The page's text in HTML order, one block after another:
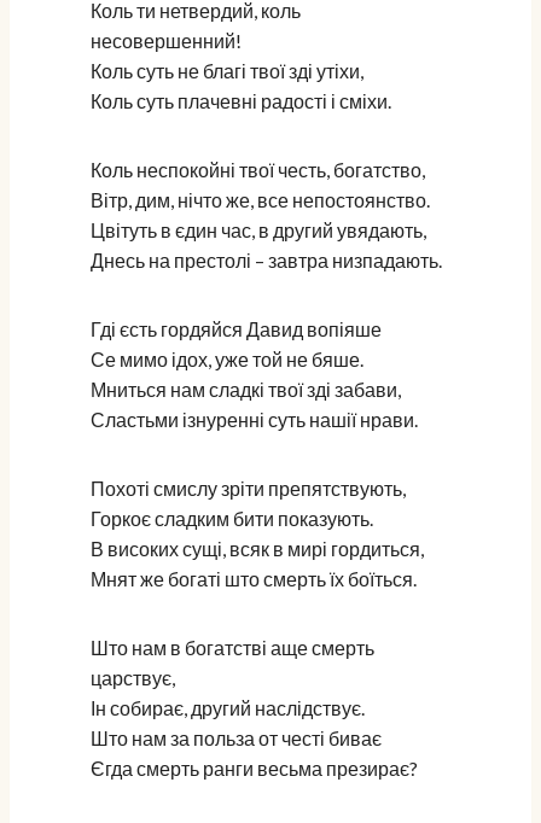
Коль ти нетвердий, коль
несовершенний!
Коль суть не благі твої зді утіхи,
Коль суть плачевні радості і сміхи.
Коль неспокойні твої честь, богатство,
Вітр, дим, нічто же, все непостоянство.
Цвітуть в єдин час, в другий увядають,
Днесь на престолі – завтра низпадають.
Гді єсть гордяйся Давид вопіяше
Се мимо ідох, уже той не бяше.
Мниться нам сладкі твої зді забави,
Сластьми ізнуренні суть нашії нрави.
Похоті смислу зріти препятствують,
Горкоє сладким бити показують.
В високих сущі, всяк в мирі гордиться,
Мнят же богаті што смерть їх боїться.
Што нам в богатстві аще смерть
царствує,
Ін собирає, другий наслідствує.
Што нам за польза от честі биває
Єгда смерть ранги весьма презирає?